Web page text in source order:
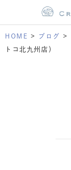
HOME > ブログ >
トコ北九州店）